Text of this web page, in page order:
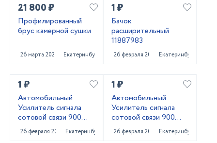
21 800 ₽
Профилированный
брус камерной сушки
26 марта 2022 Екатеринбург
1 ₽
Бачок
расширительный
11887983
26 февраля 2022 Екатеринбург
1 ₽
Автомобильный
Усилитель сигнала
сотовой связи 900
MHZ + 1800 MHZ +
2,3,4 G
26 февраля 2022 Екатеринбург
1 ₽
Автомобильный
Усилитель сигнала
сотовой связи 900
MHZ
26 февраля 2022 Екатеринбург